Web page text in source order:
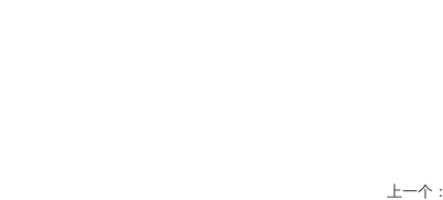
上一个：